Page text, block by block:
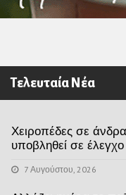
Τελευταία Νέα
Χειροπέδες σε
υποβληθεί σε
7 Αυγούστου, 2026